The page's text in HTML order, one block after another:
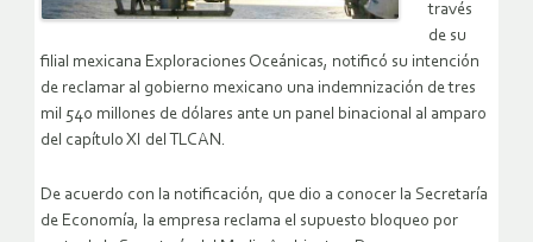
través
de su
filial mexicana Exploraciones Oceánicas, notificó su intención
de reclamar al gobierno mexicano una indemnización de tres
mil 540 millones de dólares ante un panel binacional al amparo
del capítulo XI del TLCAN.
De acuerdo con la notificación, que dio a conocer la Secretaría
de Economía, la empresa reclama el supuesto bloqueo por